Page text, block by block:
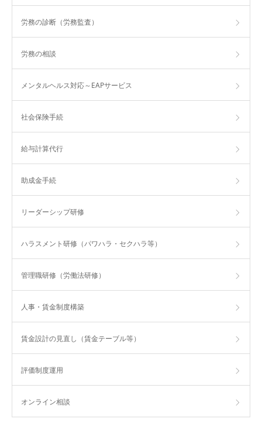
労務の診断（労務監査）
労務の相談
メンタルヘルス対応～EAPサービス
社会保険手続
給与計算代行
助成金手続
リーダーシップ研修
ハラスメント研修（パワハラ・セクハラ等）
管理職研修（労働法研修）
人事・賃金制度構築
賃金設計の見直し（賃金テーブル等）
評価制度運用
オンライン相談